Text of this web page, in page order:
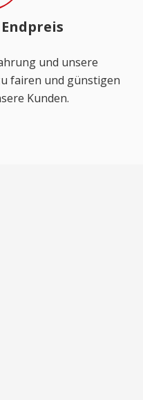
und unsere
fairen und günstigen
Kunden.